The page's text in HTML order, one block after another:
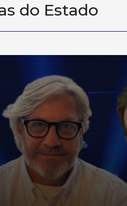
do Estado